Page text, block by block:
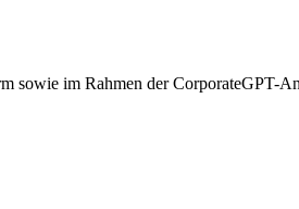
sowie im Rahmen der